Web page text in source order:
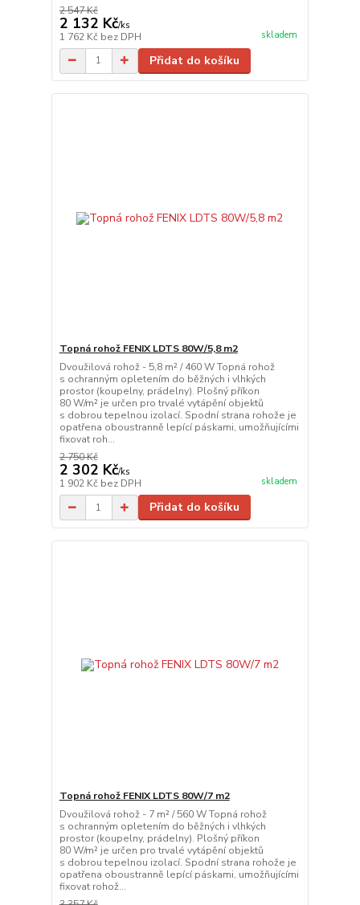
2 547 Kč
2 132 Kč/ks
1 762 Kč bez DPH skladem
Přidat do košíku
Topná rohož FENIX LDTS 80W/5,8 m2
Dvoužilová rohož - 5,8 m² / 460 W Topná rohož
s ochranným opletením do běžných i vlhkých
prostor (koupelny, prádelny). Plošný příkon
80 W/m² je určen pro trvalé vytápění objektů
s dobrou tepelnou izolací. Spodní strana rohože je
opatřena oboustranně lepící páskami, umožňujícími
fixovat roh...
2 750 Kč
2 302 Kč/ks
1 902 Kč bez DPH skladem
Přidat do košíku
Topná rohož FENIX LDTS 80W/7 m2
Dvoužilová rohož - 7 m² / 560 W Topná rohož
s ochranným opletením do běžných i vlhkých
prostor (koupelny, prádelny). Plošný příkon
80 W/m² je určen pro trvalé vytápění objektů
s dobrou tepelnou izolací. Spodní strana rohože je
opatřena oboustranně lepící páskami, umožňujícími
fixovat rohož...